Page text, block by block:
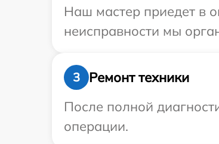
Наш мастер приедет в
неисправности мы
3
Ремонт техники
После полной
операции.